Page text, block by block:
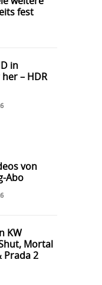
fest
in
– HDR
von
Abo
KW
Mortal
Prada 2